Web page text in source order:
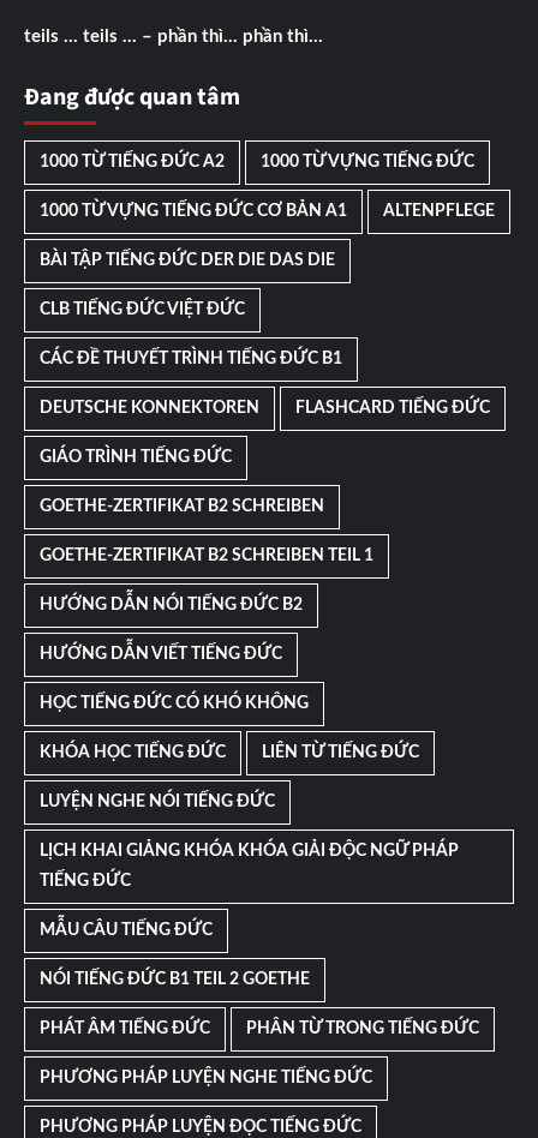
teils … teils … – phần thì… phần thì…
Đang được quan tâm
1000 TỪ TIẾNG ĐỨC A2 1000 TỪ VỰNG TIẾNG ĐỨC
1000 TỪ VỰNG TIẾNG ĐỨC CƠ BẢN A1 ALTENPFLEGE
BÀI TẬP TIẾNG ĐỨC DER DIE DAS DIE
CLB TIẾNG ĐỨC VIỆT ĐỨC
CÁC ĐỀ THUYẾT TRÌNH TIẾNG ĐỨC B1
DEUTSCHE KONNEKTOREN FLASHCARD TIẾNG ĐỨC
GIÁO TRÌNH TIẾNG ĐỨC
GOETHE-ZERTIFIKAT B2 SCHREIBEN
GOETHE-ZERTIFIKAT B2 SCHREIBEN TEIL 1
HƯỚNG DẪN NÓI TIẾNG ĐỨC B2
HƯỚNG DẪN VIẾT TIẾNG ĐỨC
HỌC TIẾNG ĐỨC CÓ KHÓ KHÔNG
KHÓA HỌC TIẾNG ĐỨC LIÊN TỪ TIẾNG ĐỨC
LUYỆN NGHE NÓI TIẾNG ĐỨC
LỊCH KHAI GIẢNG KHÓA KHÓA GIẢI ĐỘC NGỮ PHÁP
TIẾNG ĐỨC
MẪU CÂU TIẾNG ĐỨC
NÓI TIẾNG ĐỨC B1 TEIL 2 GOETHE
PHÁT ÂM TIẾNG ĐỨC PHÂN TỪ TRONG TIẾNG ĐỨC
PHƯƠNG PHÁP LUYỆN NGHE TIẾNG ĐỨC
PHƯƠNG PHÁP LUYỆN ĐỌC TIẾNG ĐỨC